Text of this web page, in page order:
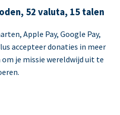
52 valuta, 15 talen
Apple Pay, Google Pay,
accepteer donaties in meer
je missie wereldwijd uit te